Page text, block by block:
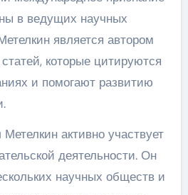
в ведущих научных
является автором
которые цитируются
и помогают развитию
активно участвует
деятельности. Он
научных обществ и